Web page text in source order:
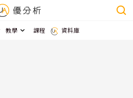
教學 課程 資料庫